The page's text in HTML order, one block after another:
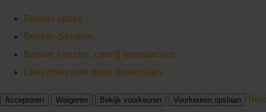
Beheer opties
Beheer diensten
Beheer {vendor_count} leveranciers
Lees meer over deze doeleinden
Accepteren Weigeren Bekijk voorkeuren Voorkeuren opslaan